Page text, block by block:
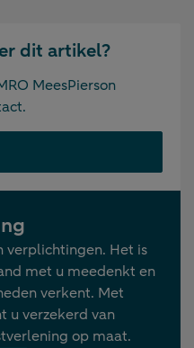
dit artikel?
MeesPierson
verplichtingen. Het is
met u meedenkt en
verkent. Met
u verzekerd van
op maat.